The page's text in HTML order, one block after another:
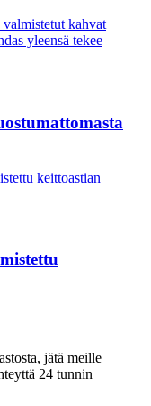
jätä meille
24 tunnin